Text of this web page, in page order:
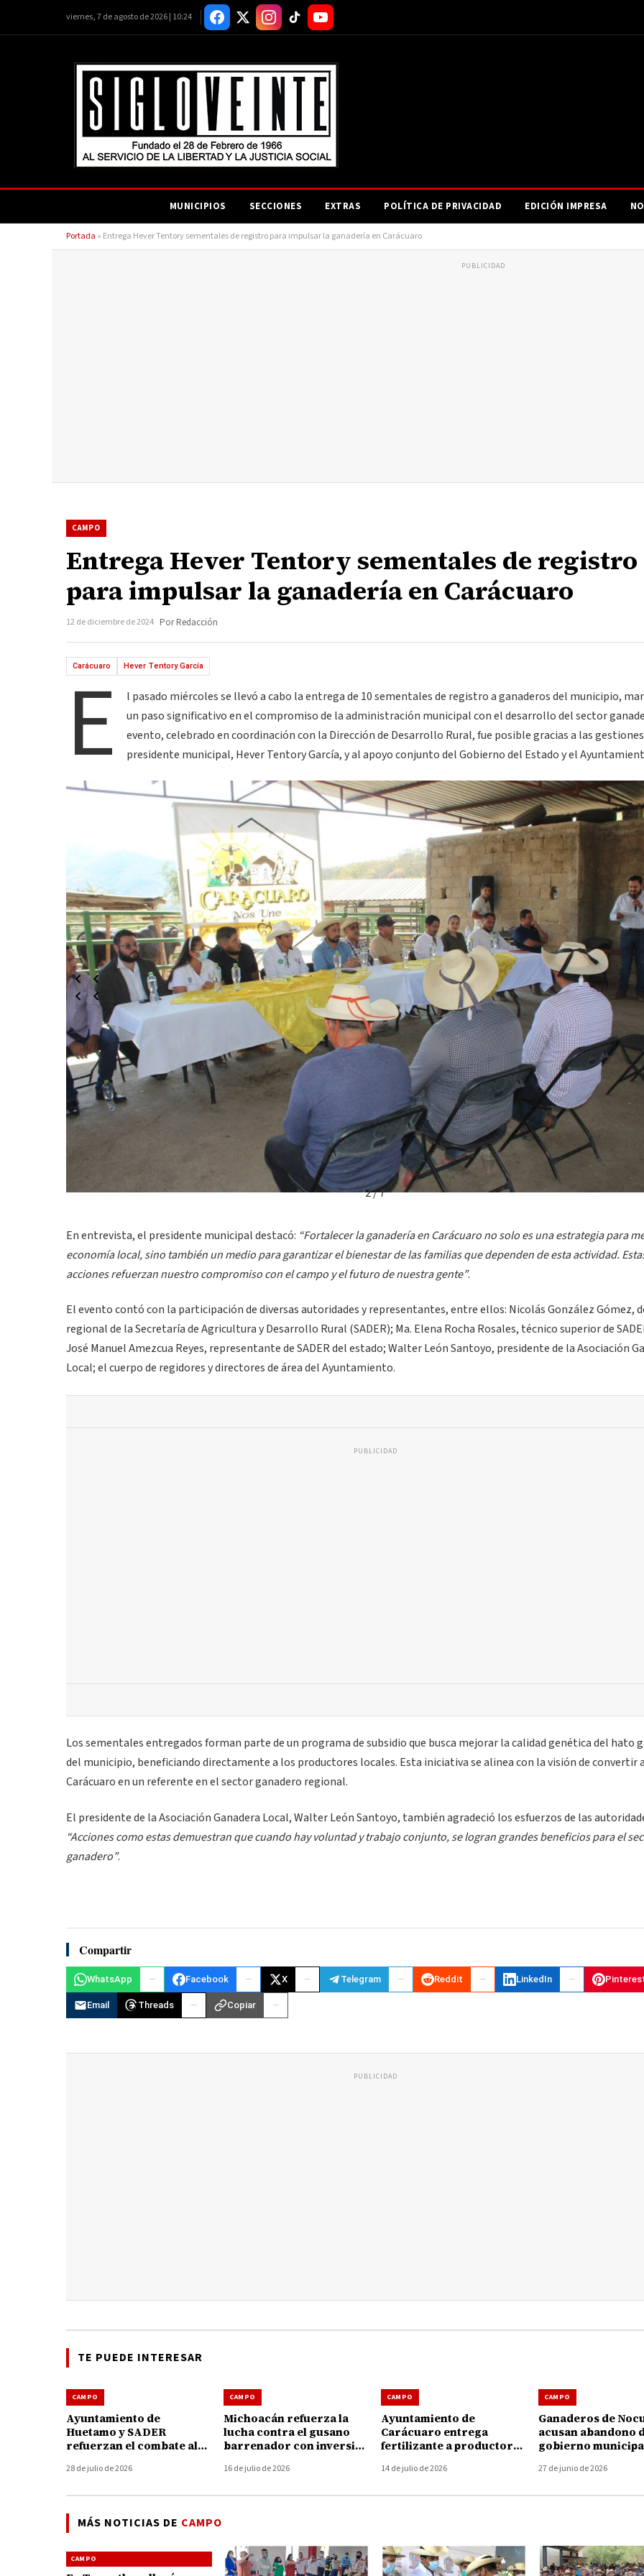
viernes, 7 de agosto de 2026 | 10:24
MUNICIPIOS SECCIONES EXTRAS POLÍTICA DE PRIVACIDAD EDICIÓN IMPRESA
Portada » Entrega Hever Tentory sementales de registro para impulsar la ganadería en Carácuaro
PUBLICIDAD
CAMPO
Entrega Hever Tentory sementales de registro
para impulsar la ganadería en Carácuaro
12 de diciembre de 2024 Por Redacción
Carácuaro Hever Tentory García
E
l pasado miércoles se llevó a cabo la entrega de 10 sementales de registro a ganaderos del municipio,
un paso significativo en el compromiso de la administración municipal con el desarrollo del sector
evento, celebrado en coordinación con la Dirección de Desarrollo Rural, fue posible gracias a las
presidente municipal, Hever Tentory García, y al apoyo conjunto del Gobierno del Estado y el
2 / 7
En entrevista, el presidente municipal destacó: “Fortalecer la ganadería en Carácuaro no solo es una estrategia para
economía local, sino también un medio para garantizar el bienestar de las familias que dependen de esta actividad.
acciones refuerzan nuestro compromiso con el campo y el futuro de nuestra gente”.
El evento contó con la participación de diversas autoridades y representantes, entre ellos: Nicolás González Gómez,
regional de la Secretaría de Agricultura y Desarrollo Rural (SADER); Ma. Elena Rocha Rosales, técnico superior de
José Manuel Amezcua Reyes, representante de SADER del estado; Walter León Santoyo, presidente de la Asociación
Local; el cuerpo de regidores y directores de área del Ayuntamiento.
PUBLICIDAD
Los sementales entregados forman parte de un programa de subsidio que busca mejorar la calidad genética del hato
del municipio, beneficiando directamente a los productores locales. Esta iniciativa se alinea con la visión de convertir a
Carácuaro en un referente en el sector ganadero regional.
El presidente de la Asociación Ganadera Local, Walter León Santoyo, también agradeció los esfuerzos de las
“Acciones como estas demuestran que cuando hay voluntad y trabajo conjunto, se logran grandes beneficios para el
ganadero”.
Compartir
WhatsApp Facebook X Telegram Reddit LinkedIn
Email Threads Copiar
PUBLICIDAD
TE PUEDE INTERESAR
CAMPO
Ayuntamiento de
Huetamo y SADER
refuerzan el combate al
brigadas y kits gratuitos
28 de julio de 2026
CAMPO
Michoacán refuerza la
lucha contra el gusano
barrenador con inversión
16 de julio de 2026
CAMPO
Ayuntamiento de
Carácuaro entrega
fertilizante a productores
14 de julio de 2026
CAMPO
Ganaderos de
acusan abandono
gobierno
barrenador
27 de junio de 2026
MÁS NOTICIAS DE CAMPO
CAMPO